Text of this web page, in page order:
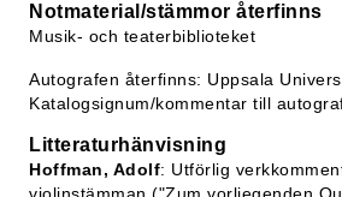
Notmaterial/stämmor återfinns
Musik- och teaterbiblioteket
Autografen återfinns: Uppsala
Katalogsignum/kommentar till
Litteraturhänvisning
Hoffman, Adolf: Utförlig